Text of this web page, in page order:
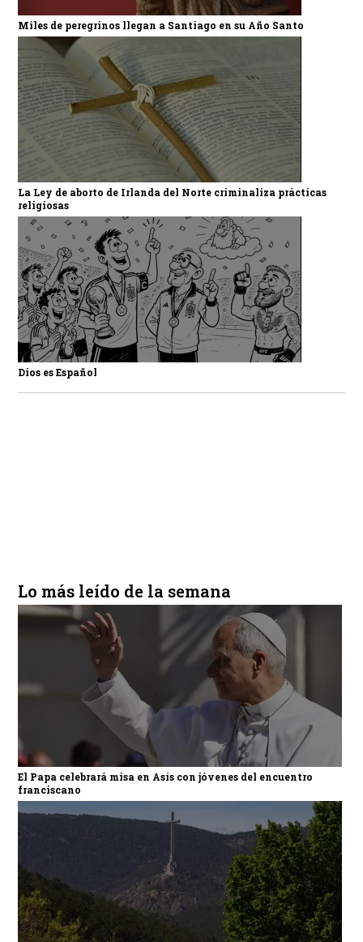
Miles de peregrinos llegan a Santiago en su Año Santo
La Ley de aborto de Irlanda del Norte criminaliza prácticas
religiosas
Dios es Español
Lo más leído de la semana
El Papa celebrará misa en Asís con jóvenes del encuentro
franciscano